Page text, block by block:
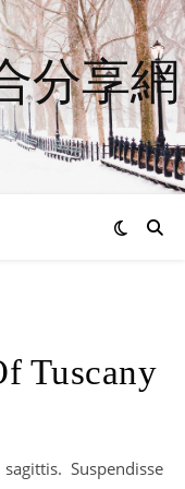
分享網
Tuscany